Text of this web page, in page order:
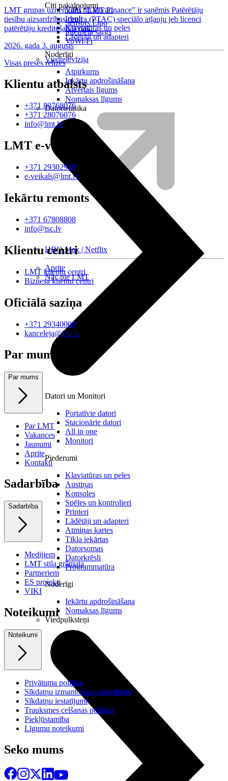
Citi pakalpojumi
Sensors Elpo
Interneta sargs
VoWi-Fi
Viedtelevīzija
HBO Max | Netflix
Aprite
Nāc pie LMT
Vāki un ietvari
Irbuļi
Klaviatūras un peles
Lādētāji un adapteri
Noderīgi
Atpirkums
Iekārtu apdrošināšana
Atvērtais līgums
Nomaksas līgums
Datortehnika
Datori un Monitori
Portatīvie datori
Stacionārie datori
All in one
Monitori
Piederumi
Klaviatūras un peles
Austiņas
Konsoles
Spēles un kontrolieri
Printeri
Lādētāji un adapteri
Atmiņas kartes
Tīkla iekārtas
Datorsomas
Datorkrēsli
Programmatūra
Noderīgi
Iekārtu apdrošināšana
Nomaksas līgums
Viedpulksteņi
LMT grupas uzņēmums “LMT Finance” ir saņēmis Patērētāju
tiesību aizsardzības centra (PTAC) speciālo atļauju jeb licenci
patērētāju kreditēšanas pak...
2026. gada 3. augusts
Visas preses relīzes
Klientu atbalsts
+371 80768076
+371 28076076
info@lmt.lv
LMT e-veikals
+371 29302930
e-veikals@lmt.lv
Iekārtu remonts
+371 67808808
info@tsc.lv
Klientu centri
LMT klientu centri
Biznesa klientu centri
Oficiālā saziņa
+371 29340000
kanceleja@lmt.lv
Par mums
Par mums
Par LMT
Vakances
Jaunumi
Aprite
Kontakti
Sadarbība
Sadarbība
Medijiem
LMT stila grāmata
Partneriem
ES projekti
VIKI
Noteikumi
Noteikumi
Privātuma politika
Sīkdatņu izmantošanas noteikumi
Sīkdatņu iestatījumi
Trauksmes celšanas politika
Piekļūstamība
Līgumu noteikumi
Seko mums